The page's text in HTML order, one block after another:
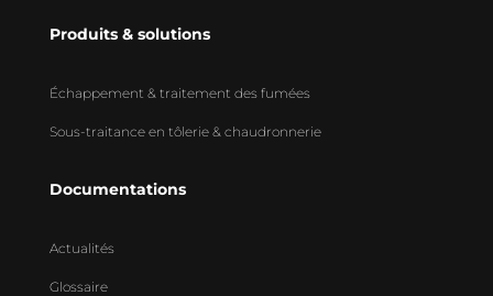
Produits & solutions
Échappement & traitement des fumées
Sous-traitance en tôlerie & chaudronnerie
Documentations
Actualités
Glossaire